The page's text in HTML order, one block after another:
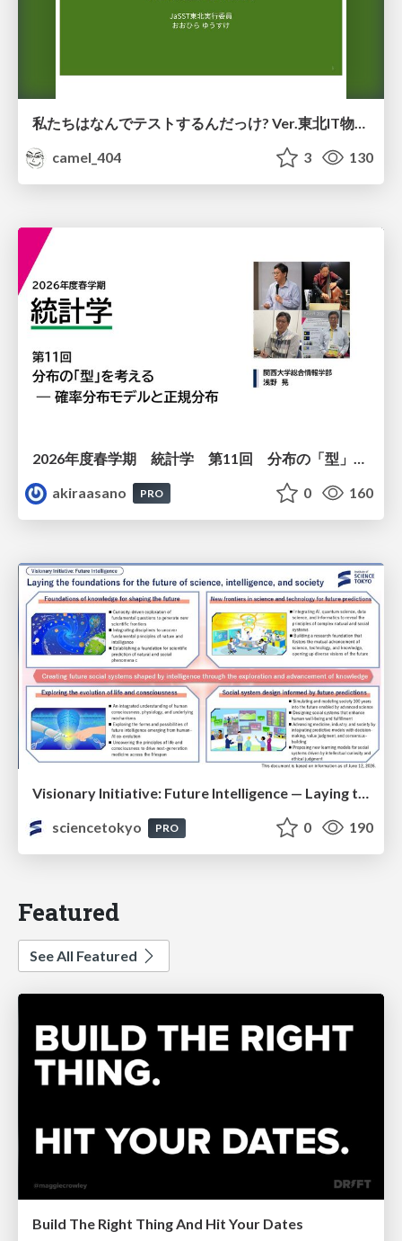
私たちはなんでテストするんだっけ? Ver.東北IT物産展2026 in 会津若松
camel_404
3 130
akiraasano
PRO 0 160
Visionary Initiative: Future Intelligence — Laying the foundations for the future of science, intelligence, and society | Science Tokyo
sciencetokyo
PRO 0 190
Featured
See All Featured
Build The Right Thing And Hit Your Dates